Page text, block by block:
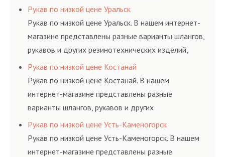
резинотехнических изделий, соответствующих
ГОСТам, техническим условиям и нормативам.
Рукав по низкой цене Уральск
Рукав по низкой цене Уральск. В нашем интернет-
магазине представлены разные варианты шлангов,
рукавов и других резинотехнических изделий,
соответствующих ГОСТам, техническим условиям
и нормативам.
Рукав по низкой цене Костанай
Рукав по низкой цене Костанай. В нашем
интернет-магазине представлены разные
варианты шлангов, рукавов и других
резинотехнических изделий, соответствующих
ГОСТам, техническим условиям и нормативам.
Рукав по низкой цене Усть-Каменогорск
Рукав по низкой цене Усть-Каменогорск. В нашем
интернет-магазине представлены разные